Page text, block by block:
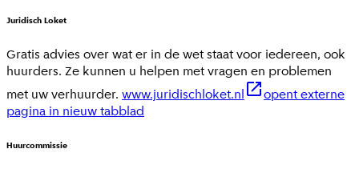
Juridisch Loket
Gratis advies over wat er in de wet staat voor iedereen, ook
huurders. Ze kunnen u helpen met vragen en problemen
met uw verhuurder. www.juridischloket.nl
opent externe
pagina in nieuw tabblad
Huurcommissie